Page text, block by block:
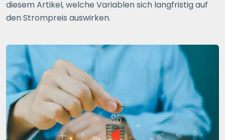
diesem Artikel, welche Variablen sich langfristig auf
den Strompreis auswirken.